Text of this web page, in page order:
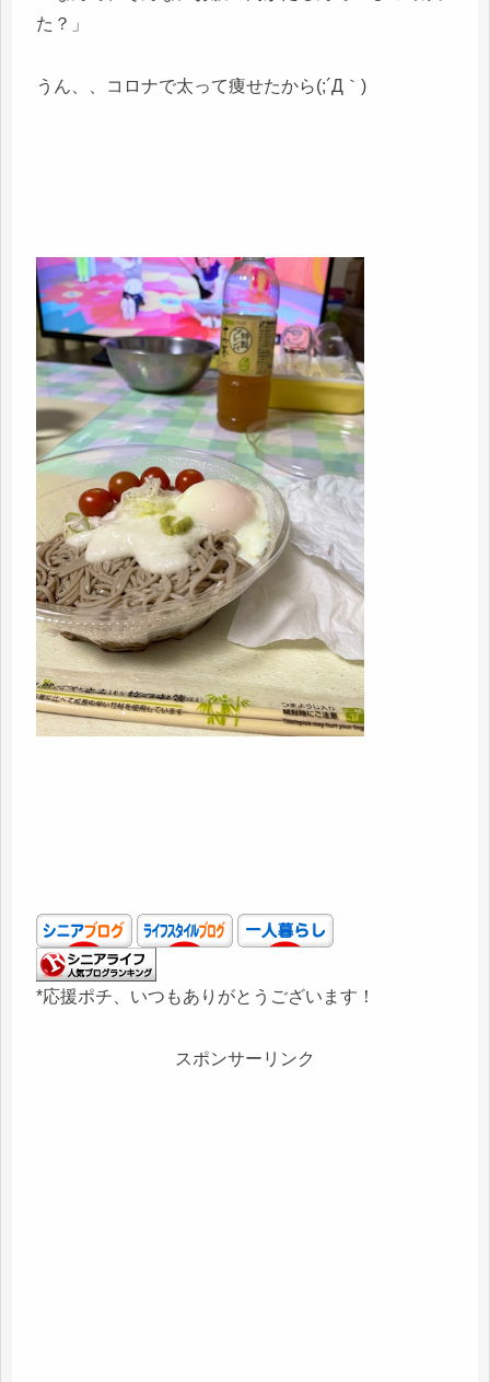
た？」
うん、、コロナで太って痩せたから(;´Д｀)
*応援ポチ、いつもありがとうございます！
スポンサーリンク